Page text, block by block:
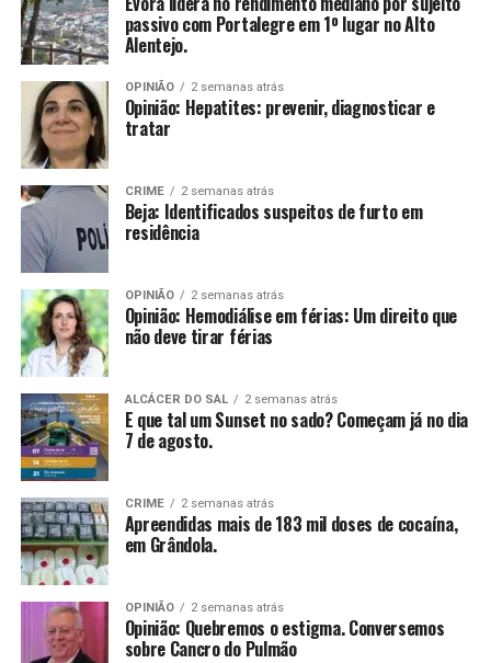
passivo com Portalegre em 1º lugar no Alto
Alentejo.
OPINIÃO 2 semanas atrás
Opinião: Hepatites: prevenir, diagnosticar e
tratar
CRIME 2 semanas atrás
Beja: Identificados suspeitos de furto em
residência
OPINIÃO 2 semanas atrás
Opinião: Hemodiálise em férias: Um direito que
não deve tirar férias
ALCÁCER DO SAL 2 semanas atrás
E que tal um Sunset no sado? Começam já no dia
7 de agosto.
CRIME 2 semanas atrás
Apreendidas mais de 183 mil doses de cocaína,
em Grândola.
OPINIÃO 2 semanas atrás
Opinião: Quebremos o estigma. Conversemos
sobre Cancro do Pulmão